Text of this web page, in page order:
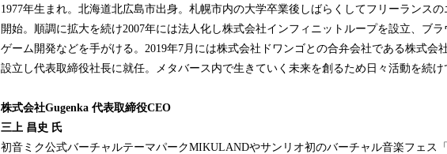
1977年生まれ。北海道北広島市出身。札幌市内の大学卒業後しばらくしてフリーランス
開始。順調に拡大を続け2007年には法人化し株式会社インフィニットループを設立、ブ
ゲーム開発などを手がける。2019年7月には株式会社ドワンゴとの合弁会社である株式会
設立し代表取締役社長に就任。メタバース内で生きていく未来を創るため日々活動を続け
株式会社Gugenka 代表取締役CEO
三上 昌史 氏
初音ミク公式バーチャルテーマパークMIKULANDやサンリオ初のバーチャル音楽フェス